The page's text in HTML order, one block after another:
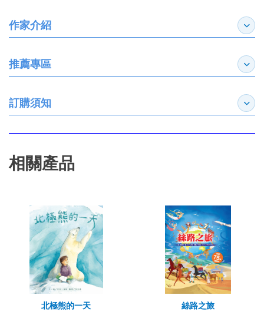
作家介紹 展開
推薦專區 展開
訂購須知 展開
相關產品
北極熊的一天
絲路之旅